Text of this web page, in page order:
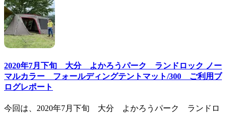
2020年7月下旬 大分 よかろうパーク ランドロック ノー
マルカラー フォールディングテントマット/300 ご利用ブ
ログレポート
今回は、2020年7月下旬 大分 よかろうパーク ランドロ